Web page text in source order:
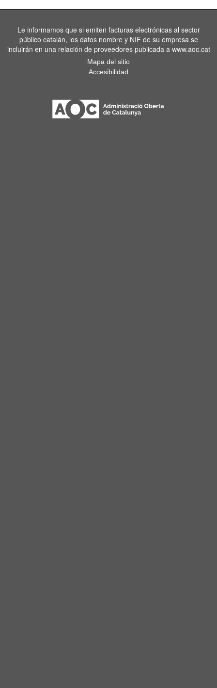
Le informamos que si emiten facturas electrónicas al sector
público catalán, los datos nombre y NIF de su empresa se
incluirán en una relación de proveedores publicada a www.aoc.cat
Mapa del sitio
Accesibilidad